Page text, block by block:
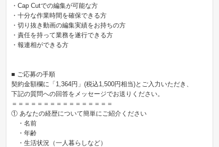
・Cap Cutでの編集が可能な方
・十分な作業時間を確保できる方
・切り抜き動画の編集実績をお持ちの方
・責任を持って業務を遂行できる方
・報連相ができる方
■ ご応募の手順
契約金額欄に「1,364円」(税込1,500円相当)とご入力いただき、
下記の質問への回答をメッセージでお送りください。
＝＝＝＝＝＝＝＝＝＝＝＝＝＝＝＝
① あなたの経歴について簡単にご紹介ください
・名前
・年齢
・生活状況（一人暮らしなど）